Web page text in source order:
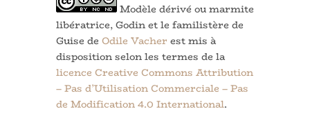
Modèle dérivé ou marmite
libératrice, Godin et le familistère de
Guise de Odile Vacher est mis à
disposition selon les termes de la
licence Creative Commons Attribution
– Pas d’Utilisation Commerciale – Pas
de Modification 4.0 International.